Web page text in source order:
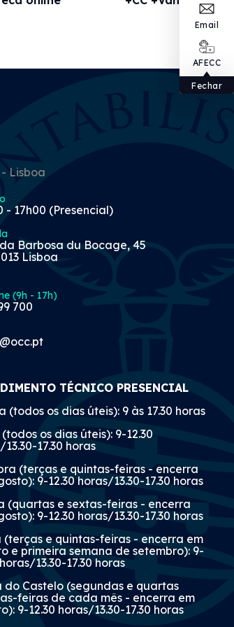
Email
AFECC
Fechar
Lisboa
- 17h00 (Presencial)
Barbosa du Bocage, 45
Lisboa
(9h - 17h)
700
TÉCNICO PRESENCIAL
(todos os dias úteis): 9 às 17.30 horas
os dias úteis): 9-12.30
17.30 horas
(terças e quintas-feiras - encerra
9-12.30 horas/13.30-17.30 horas
(quartas e sextas-feiras - encerra
9-12.30 horas/13.30-17.30 horas
(terças e quintas-feiras - encerra em
e primeira semana de setembro): 9-
13.30-17.30 horas
do Castelo (segundas e quartas
feiras de cada mês - encerra em
9-12.30 horas/13.30-17.30 horas